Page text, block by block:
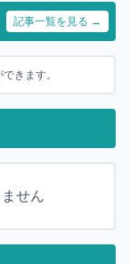
記事一覧を見る →
きます。
せん